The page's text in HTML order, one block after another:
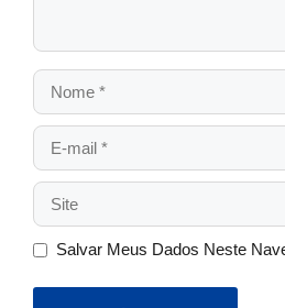
Salvar Meus Dados Neste